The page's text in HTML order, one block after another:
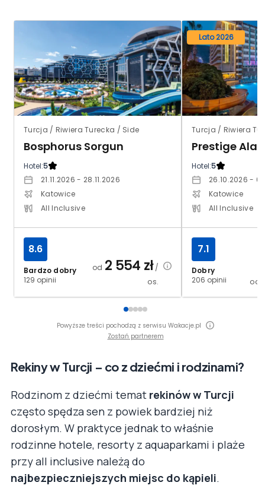
Turcja / Riwiera Turecka / Side
Bosphorus Sorgun
Hotel:5
21.11.2026 - 28.11.2026
Katowice
All Inclusive
Bardzo dobry
129 opinii
8.6
od 2 554 zł/
os.
Lato 2026
Turcja / Riwiera
Prestige
Hotel:5
26.10.2026 -
Katowice
All Inclusive
Dobry
206 opinii
7.1
od
Powyższe treści pochodzą z serwisu Wakacje.pl
Zostań partnerem
Rekiny w Turcji – co z dziećmi i rodzinami?
Rodzinom z dziećmi temat rekinów w Turcji
często spędza sen z powiek bardziej niż
dorosłym. W praktyce jednak to właśnie
rodzinne hotele, resorty z aquaparkami i plaże
przy all inclusive należą do
najbezpieczniejszych miejsc do kąpieli.